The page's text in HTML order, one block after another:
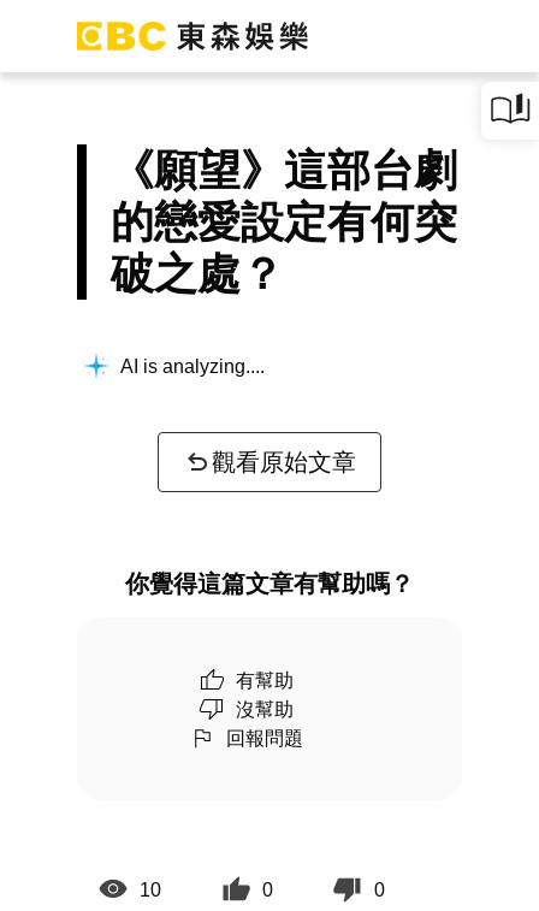
《願望》這部台劇
的戀愛設定有何突
破之處？
AI is analyzing...
觀看原始文章
你覺得這篇文章有幫助嗎？
有幫助
沒幫助
回報問題
10 0 0